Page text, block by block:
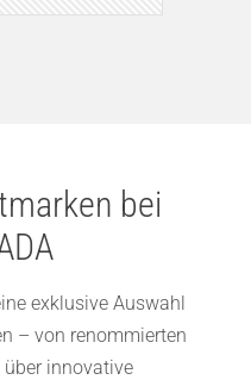
bei
exklusive Auswahl
– von renommierten
über innovative